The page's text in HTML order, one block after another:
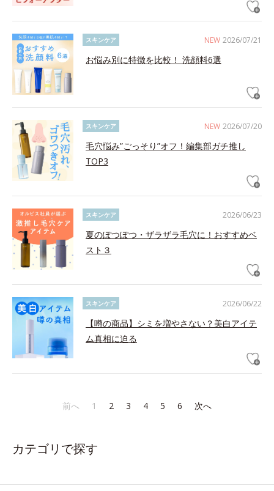
NEW 2026/07/21
スキンケア
お悩み別に特徴を比較！ 洗顔料6選
NEW 2026/07/20
スキンケア
毛穴悩み”ごっそり”オフ！編集部ガチ推し
TOP3
2026/06/23
スキンケア
夏のぽつぽつ・ザラザラ毛穴に！おすすめベ
スト３
2026/06/22
スキンケア
【噂の商品】シミを増やさない？美白アイテ
ム真相に迫る
前へ 1 2 3 4 5 6 次へ
カテゴリで探す